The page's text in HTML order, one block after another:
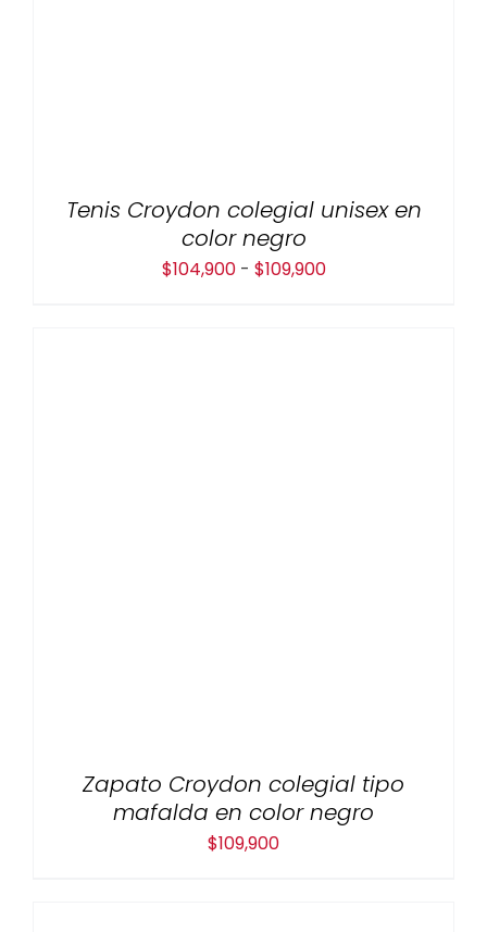
Tenis Croydon colegial unisex en
color negro
$104,900 - $109,900Rango
Zapato Croydon colegial tipo
mafalda en color negro
$109,900